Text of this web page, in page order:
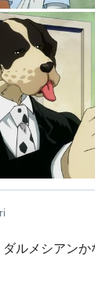
ルメシアンか